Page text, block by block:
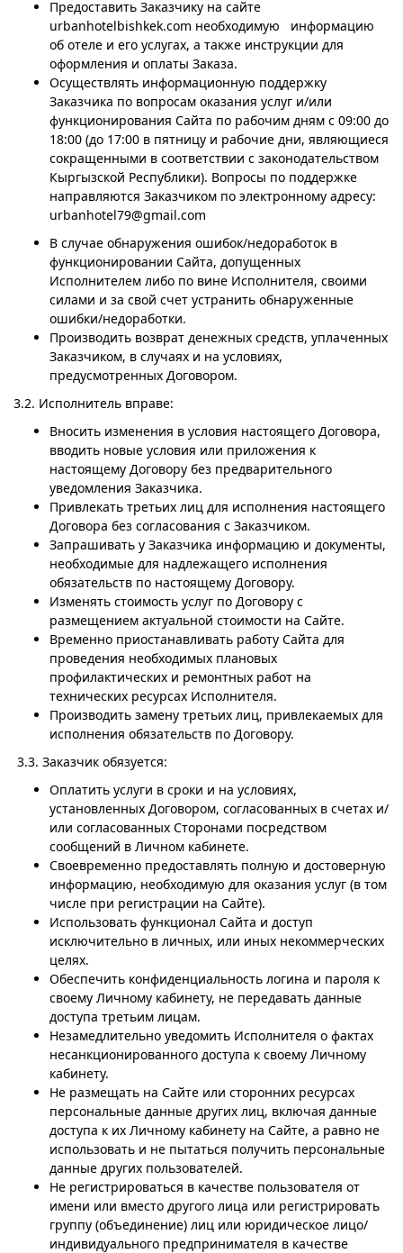
Предоставить Заказчику на сайте
urbanhotelbishkek.com необходимую информацию
об отеле и его услугах, а также инструкции для
оформления и оплаты Заказа.
Осуществлять информационную поддержку
Заказчика по вопросам оказания услуг и/или
функционирования Сайта по рабочим дням с 09:00 до
18:00 (до 17:00 в пятницу и рабочие дни, являющиеся
сокращенными в соответствии с законодательством
Кыргызской Республики). Вопросы по поддержке
направляются Заказчиком по электронному адресу:
urbanhotel79@gmail.com
В случае обнаружения ошибок/недоработок в
функционировании Сайта, допущенных
Исполнителем либо по вине Исполнителя, своими
силами и за свой счет устранить обнаруженные
ошибки/недоработки.
Производить возврат денежных средств, уплаченных
Заказчиком, в случаях и на условиях,
предусмотренных Договором.
3.2. Исполнитель вправе:
Вносить изменения в условия настоящего Договора,
вводить новые условия или приложения к
настоящему Договору без предварительного
уведомления Заказчика.
Привлекать третьих лиц для исполнения настоящего
Договора без согласования с Заказчиком.
Запрашивать у Заказчика информацию и документы,
необходимые для надлежащего исполнения
обязательств по настоящему Договору.
Изменять стоимость услуг по Договору с
размещением актуальной стоимости на Сайте.
Временно приостанавливать работу Сайта для
проведения необходимых плановых
профилактических и ремонтных работ на
технических ресурсах Исполнителя.
Производить замену третьих лиц, привлекаемых для
исполнения обязательств по Договору.
3.3. Заказчик обязуется:
Оплатить услуги в сроки и на условиях,
установленных Договором, согласованных в счетах и/
или согласованных Сторонами посредством
сообщений в Личном кабинете.
Своевременно предоставлять полную и достоверную
информацию, необходимую для оказания услуг (в том
числе при регистрации на Сайте).
Использовать функционал Сайта и доступ
исключительно в личных, или иных некоммерческих
целях.
Обеспечить конфиденциальность логина и пароля к
своему Личному кабинету, не передавать данные
доступа третьим лицам.
Незамедлительно уведомить Исполнителя о фактах
несанкционированного доступа к своему Личному
кабинету.
Не размещать на Сайте или сторонних ресурсах
персональные данные других лиц, включая данные
доступа к их Личному кабинету на Сайте, а равно не
использовать и не пытаться получить персональные
данные других пользователей.
Не регистрироваться в качестве пользователя от
имени или вместо другого лица или регистрировать
группу (объединение) лиц или юридическое лицо/
индивидуального предпринимателя в качестве